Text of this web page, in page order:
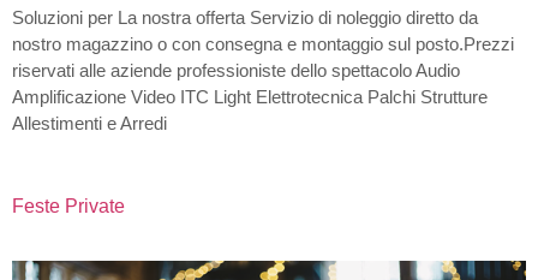
Soluzioni per La nostra offerta Servizio di noleggio diretto da
nostro magazzino o con consegna e montaggio sul posto.Prezzi
riservati alle aziende professioniste dello spettacolo Audio
Amplificazione Video ITC Light Elettrotecnica Palchi Strutture
Allestimenti e Arredi
Feste Private